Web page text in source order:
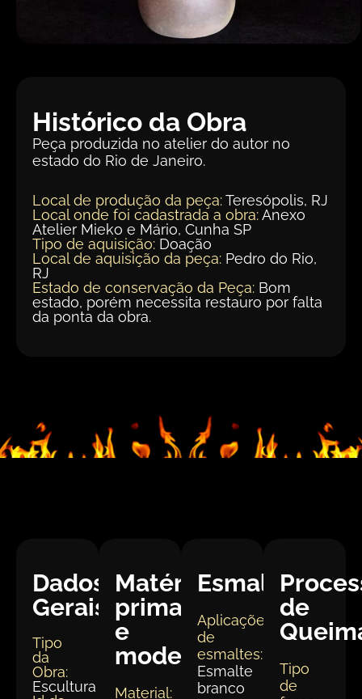
Histórico da Obra
Peça produzida no atelier do autor no
estado do Rio de Janeiro.
Local de produção da peça:Teresópolis, RJ
Local onde foi cadastrada a obra:Anexo
Atelier Mieko e Mário, Cunha SP
Tipo de aquisição: Doação
Local de aquisição da peça: Pedro do Rio,
RJ
Estado de conservação da Peça: Bom
estado, porém necessita restauro por falta
da ponta da obra.
Dados
Gerais:
Tipo
da
Obra:
Escultura
Matéria
prima
e
modelagem
Material:
Esmaltação
Aplicações
de
esmaltes:
Esmalte
branco
de
Tipo
de